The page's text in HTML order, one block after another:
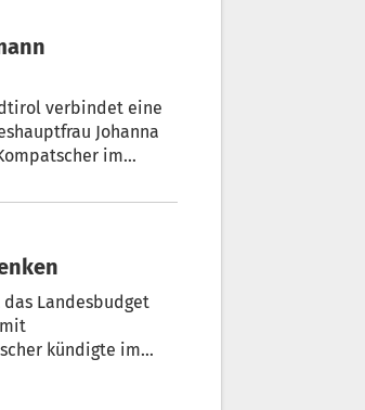
verbindet eine
Johanna
im